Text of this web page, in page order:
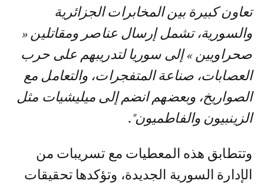
تعاون كبيرة بين المخابرات الجزائرية
والسورية، تشمل إرسال عناصر ومقاتلين «
صحراويين » إلى سوريا لتدريبهم على حرب
العصابات، صناعة المتفجرات، والتعامل مع
الصواريخ، وبعضهم انضم إلى ميليشيات مثل
الزينبيون والفاطميون".
وتتطابق هذه المعطيات مع تسريبات من
الإدارة السورية الجديدة، وتؤكدها تحقيقات